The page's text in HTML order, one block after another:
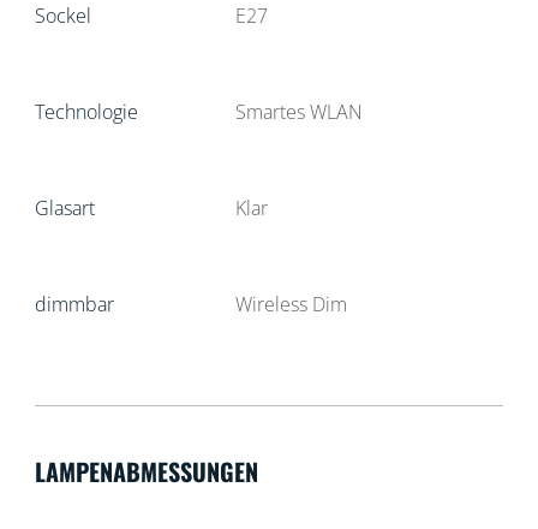
Sockel E27
Technologie Smartes WLAN
Glasart Klar
dimmbar Wireless Dim
LAMPENABMESSUNGEN